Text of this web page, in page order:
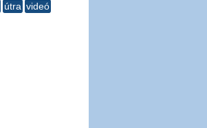
útra videó